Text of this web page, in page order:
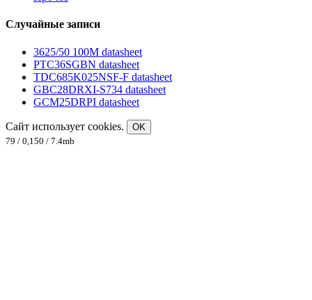
Случайные записи
3625/50 100M datasheet
PTC36SGBN datasheet
TDC685K025NSF-F datasheet
GBC28DRXI-S734 datasheet
GCM25DRPI datasheet
Сайт использует cookies.
OK
79 / 0,150 / 7.4mb